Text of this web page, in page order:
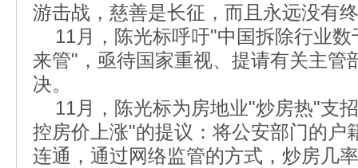
游击战，慈善是长征，而且永远没有
11月，陈光标呼吁"中国拆除行业数
来管"，亟待国家重视、提请有关主管
决。
11月，陈光标为房地业"炒房热"支
控房价上涨"的提议：将公安部门的户
连通，通过网络监管的方式，炒房几